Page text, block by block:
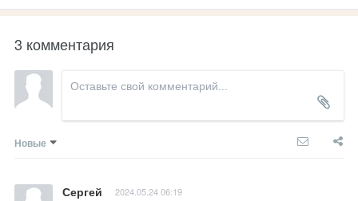
3 комментария
Новые
Сергей 2024.05.24 06:19